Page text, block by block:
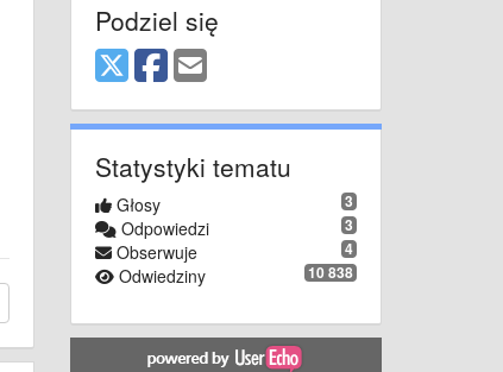
Podziel się
Statystyki tematu
3
Głosy
3
Odpowiedzi
4
Obserwuje
10 838
Odwiedziny